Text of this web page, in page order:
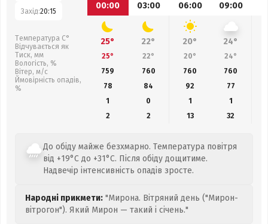
Захід:20:15
Температура С°
Відчувається як
Тиск, мм
Вологість, %
Вітер, м/с
Ймовірність опадів,
%
00:00
03:00 06:00 09:00
25° 22° 20° 24°
25° 22° 20° 24°
759
760 760 760
78
84 92 77
1
0 1
1
2
2 13 32
До обіду майже безхмарно. Температура повітря
від +19°C до +31°C. Після обіду дощитиме.
Надвечір інтенсивність опадів зросте.
Народні прикмети: "Мирона. Вітряний день ("Мирон-
вітрогон"). Який Мирон — такий і січень."